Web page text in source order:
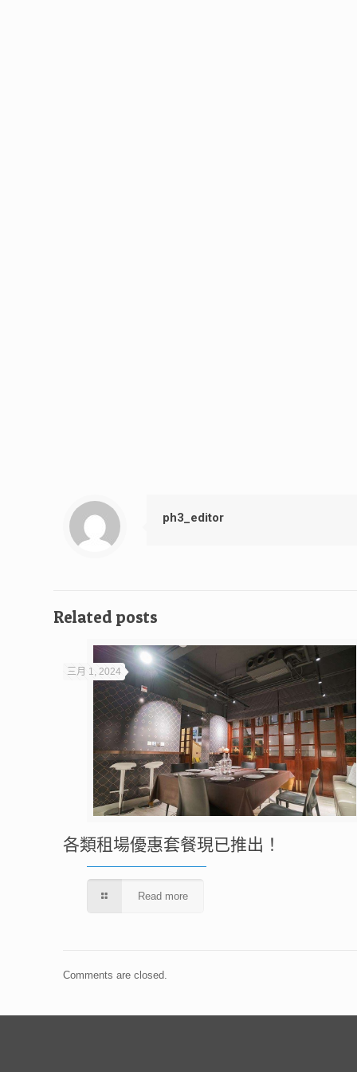
ph3_editor
Related posts
三月 1, 2024
各類租場優惠套餐現已推出！
Read more
Comments are closed.